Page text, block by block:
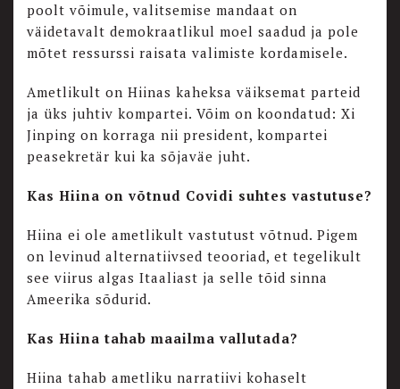
poolt võimule, valitsemise mandaat on
väidetavalt demokraatlikul moel saadud ja pole
mõtet ressurssi raisata valimiste kordamisele.
Ametlikult on Hiinas kaheksa väiksemat parteid
ja üks juhtiv kompartei. Võim on koondatud: Xi
Jinping on korraga nii president, kompartei
peasekretär kui ka sõjaväe juht.
Kas Hiina on võtnud Covidi suhtes vastutuse?
Hiina ei ole ametlikult vastutust võtnud. Pigem
on levinud alternatiivsed teooriad, et tegelikult
see viirus algas Itaaliast ja selle tõid sinna
Ameerika sõdurid.
Kas Hiina tahab maailma vallutada?
Hiina tahab ametliku narratiivi kohaselt